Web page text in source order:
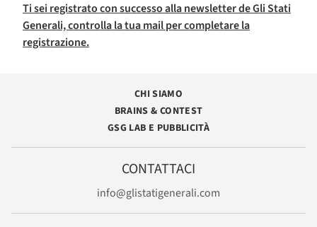
Ti sei registrato con successo alla newsletter de Gli Stati
Generali, controlla la tua mail per completare la
registrazione.
CHI SIAMO
BRAINS & CONTEST
GSG LAB E PUBBLICITÀ
CONTATTACI
info@glistatigenerali.com